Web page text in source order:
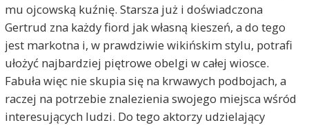
mu ojcowską kuźnię. Starsza już i doświadczona
Gertrud zna każdy fiord jak własną kieszeń, a do tego
jest markotna i, w prawdziwie wikińskim stylu, potrafi
ułożyć najbardziej piętrowe obelgi w całej wiosce.
Fabuła więc nie skupia się na krwawych podbojach, a
raczej na potrzebie znalezienia swojego miejsca wśród
interesujących ludzi. Do tego aktorzy udzielający